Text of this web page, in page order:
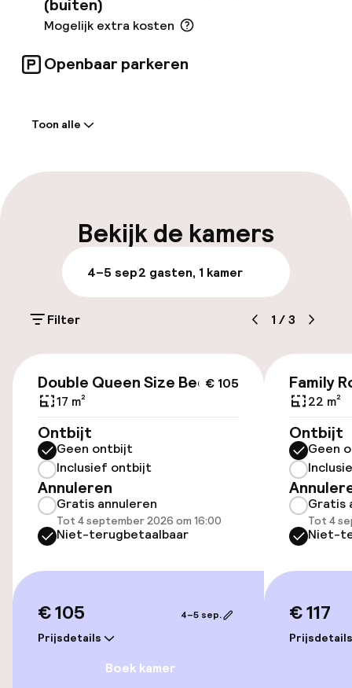
(buiten)
Mogelijk extra kosten
Openbaar parkeren
Laat uitchecken mogelijk
Bagageruimte
Parkeren & mobiliteit
(buiten)
Mogelijk extra kosten
Oplaadpunt elektrische auto op
locatie
Luchthavenshuttle
Transferservice
Toegankelijkheid
Overal rolstoeltoegankelijk
Toon alle
Bekijk de kamers
4–5 sep2 gasten, 1 kamer
Filter 1 /3
€ 105
Double Queen Size Bed
17 m²
Ontbijt
Geen ontbijt
Inclusief ontbijt
Annuleren
Gratis annuleren
Tot 4 september 2026 om 16:00
Niet-terugbetaalbaar
€ 105
Prijsdetails
4–5 sep.
Boek kamer
Family
22 m²
Ontbijt
Geen
Gratis
Tot 4
Niet-
€ 117
Prijsdetails